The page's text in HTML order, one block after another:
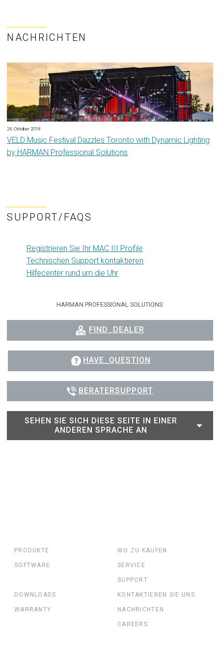
NACHRICHTEN
24. Oktober 2018
VELD Music Festival Dazzles Toronto with Dynamic Lighting
by HARMAN Professional Solutions
SUPPORT/FAQS
Registrieren Sie Ihr MAC III Profile
Technischen Support kontaktieren
Hilfecenter rund um die Uhr
HARMAN PROFESSIONAL SOLUTIONS:
FIND_DEALER
HAVE_QUESTION
BERATERSUPPORT
SEHEN SIE SICH DIESE SEITE IN EINER
ANDEREN SPRACHE AN
PRODUKTE
SOFTWARE
WO ZU KAUFEN
SERVICE
SUPPORT
DOWNLOADS
WARRANTY
KONTAKTIEREN SIE UNS
NACHRICHTEN
CAREERS